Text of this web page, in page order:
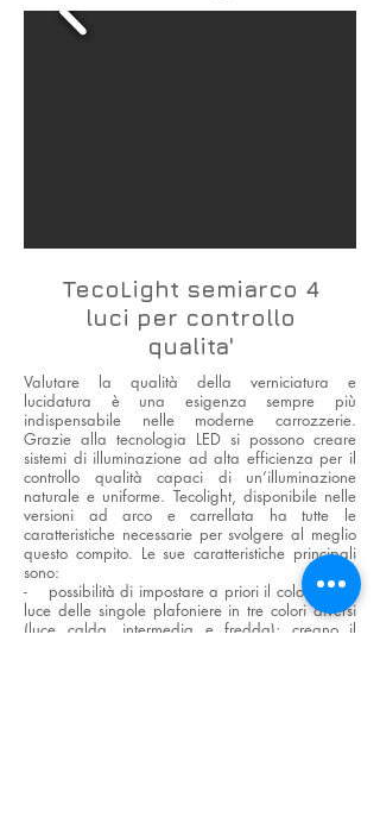
TecoLight semiarco 4
luci per controllo
qualita'
Valutare la qualità della verniciatura e
lucidatura è una esigenza sempre più
indispensabile nelle moderne carrozzerie.
Grazie alla tecnologia LED si possono creare
sistemi di illuminazione ad alta efficienza per il
controllo qualità capaci di un’illuminazione
naturale e uniforme. Tecolight, disponibile nelle
versioni ad arco e carrellata ha tutte le
caratteristiche necessarie per svolgere al meglio
questo compito. Le sue caratteristiche principali
sono:
- possibilità di impostare a priori il colore della
luce delle singole plafoniere in tre colori diversi
(luce calda, intermedia e fredda); creano il